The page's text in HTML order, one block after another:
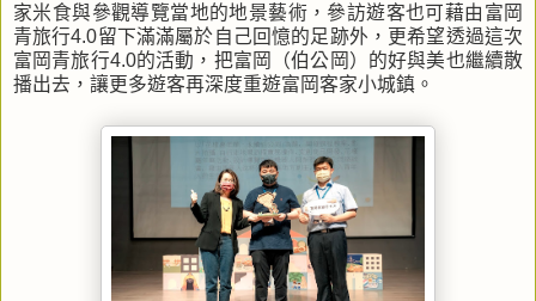
家米食與參觀導覽當地的地景藝術，參訪遊客也可藉由富岡
青旅行4.0留下滿滿屬於自己回憶的足跡外，更希望透過這次
富岡青旅行4.0的活動，把富岡（伯公岡）的好與美也繼續散
播出去，讓更多遊客再深度重遊富岡客家小城鎮。